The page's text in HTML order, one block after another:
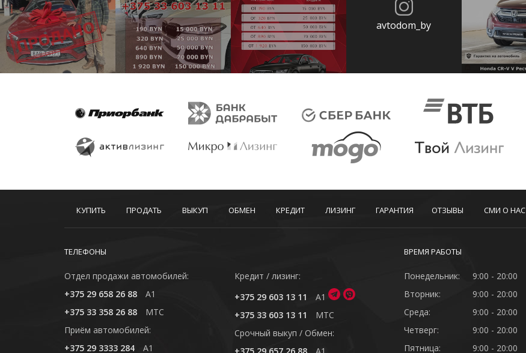
avtodom_by
КУПИТЬ ПРОДАТЬ ВЫКУП ОБМЕН КРЕДИТ ЛИЗИНГ ГАРАНТИЯ ОТЗЫВЫ СМИ О НАС
ТЕЛЕФОНЫ
Отдел продажи автомобилей:
+375 29 658 26 88
A1
+375 33 358 26 88
MTC
Приём автомобилей:
+375 29 3333 284
A1
Кредит / лизинг:
+375 29 603 13 11
A1
+375 33 603 13 11
MTC
Cрочный выкуп / Обмен:
ВРЕМЯ РАБОТЫ
Понедельник:
9:00 - 20:00
Вторник:
9:00 - 20:00
Среда:
9:00 - 20:00
Четверг:
9:00 - 20:00
Пятница:
9:00 - 20:00